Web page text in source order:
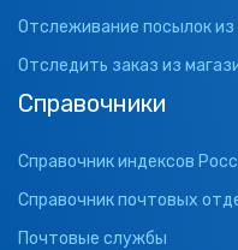
Отслеживание посылок из
Отследить заказ из
Справочники
Справочник индексов
Справочник почтовых
Почтовые службы